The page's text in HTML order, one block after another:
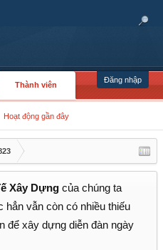
Đăng nhập
Thành viên
Hoạt động gần đây
Xây Dựng của chúng ta
vẫn còn có nhiều thiếu
để xây dựng diễn đàn ngày